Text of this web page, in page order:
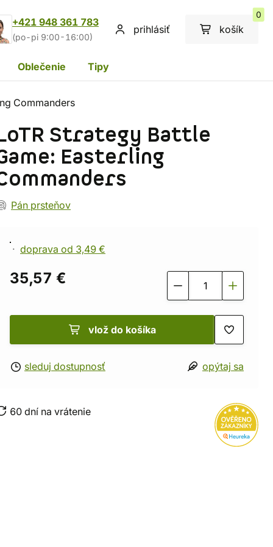
+421 948 361 783
(po-pi 9:00-16:00)
prihlásiť košík
0
Oblečenie Tipy
Commanders
Strategy Battle
Easterling
Pán prsteňov
doprava od 3,49 €
35,57 €
vlož do košíka
sleduj dostupnosť opýtaj sa
60 dní na vrátenie